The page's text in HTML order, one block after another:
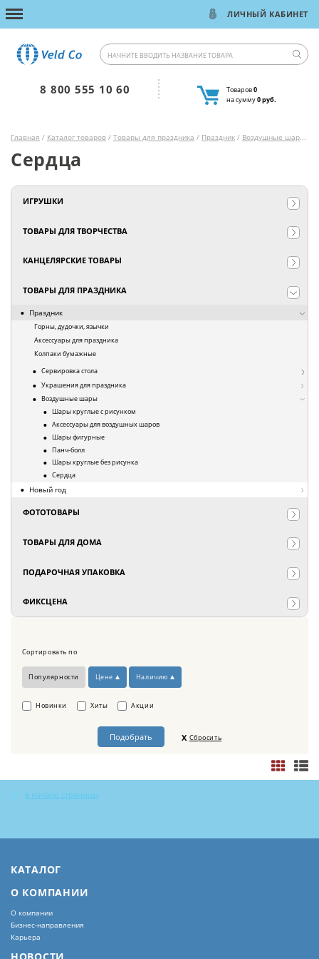
ЛИЧНЫЙ КАБИНЕТ
8 800 555 10 60 Товаров0
на сумму0 руб.
Главная / Каталог товаров / Товары для праздника / Праздник / Воздушные шары
Сердца
ИГРУШКИ
ТОВАРЫ ДЛЯ ТВОРЧЕСТВА
КАНЦЕЛЯРСКИЕ ТОВАРЫ
ТОВАРЫ ДЛЯ ПРАЗДНИКА
Праздник
Горны, дудочки, язычки
Аксессуары для праздника
Колпаки бумажные
Сервировка стола
Украшения для праздника
Воздушные шары
Шары круглые с рисунком
Аксессуары для воздушных шаров
Шары фигурные
Панч-болл
Шары круглые без рисунка
Сердца
Новый год
ФОТОТОВАРЫ
ТОВАРЫ ДЛЯ ДОМА
ПОДАРОЧНАЯ УПАКОВКА
ФИКСЦЕНА
Сортировать по
Популярности Цене Наличию
Сбросить
Новинки Хиты Акции
в начало страницы
КАТАЛОГ
О КОМПАНИИ
О компании
Бизнес-направления
Карьера